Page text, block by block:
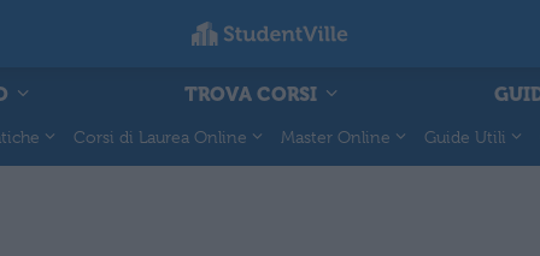
TROVA CORSI
Corsi di Laurea Online Master Online Guide Utili